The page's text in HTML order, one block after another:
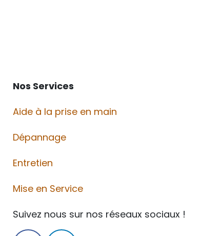
Aide à la prise en main
Dépannage
Entretien
Mise en Service
Nos Services
Suivez nous sur nos réseaux sociaux !